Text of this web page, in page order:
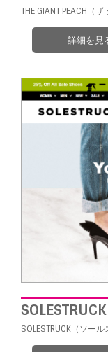
THE GIANT PEACH（
詳細を見
SOLESTRUCK
SOLESTRUCK（ソー